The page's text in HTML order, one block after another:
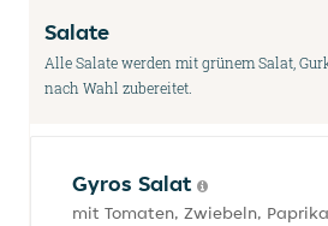
Salate
Alle Salate werden mit grünem Salat,
nach Wahl zubereitet.
Gyros Salat
mit Tomaten, Zwiebeln,